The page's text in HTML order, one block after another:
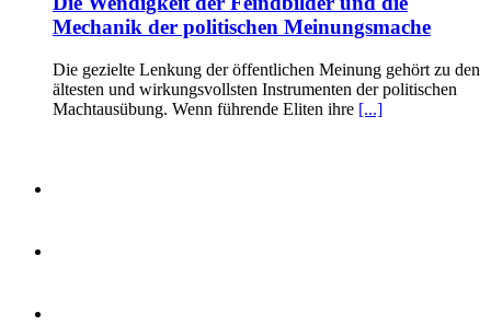
Mechanik der politischen Meinungsmache
Die gezielte Lenkung der öffentlichen Meinung gehört zu den
ältesten und wirkungsvollsten Instrumenten der politischen
Machtausübung. Wenn führende Eliten ihre [...]